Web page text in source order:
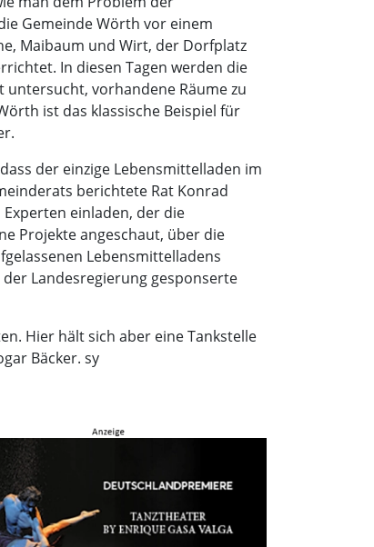
Gemeinde Wörth vor einem
Maibaum und Wirt, der Dorfplatz
In diesen Tagen werden die
vorhandene Räume zu
ist das klassische Beispiel für
der einzige Lebensmittelladen im
berichtete Rat Konrad
einladen, der die
Projekte angeschaut, über die
Lebensmittelladens
der Landesregierung gesponserte
Hier hält sich aber eine Tankstelle
Bäcker. sy